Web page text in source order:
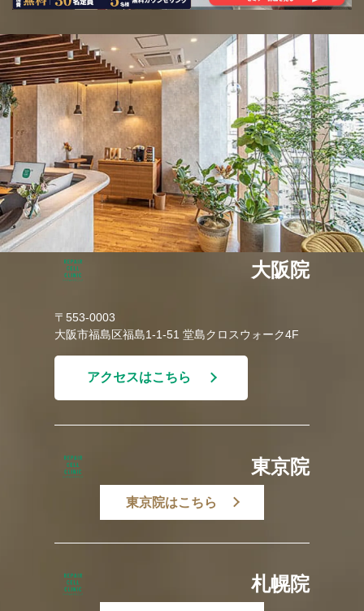
大阪院
〒553-0003
大阪市福島区福島1-1-51 堂島クロスウォーク4F
アクセスはこちら
東京院
東京院はこちら
札幌院